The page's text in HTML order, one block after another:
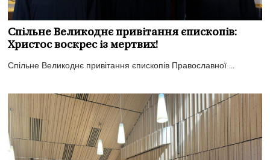
Спільне Великоднє привітання єпископів:
Христос воскрес із мертвих!
Спільне Великоднє привітання єпископів Православної ...